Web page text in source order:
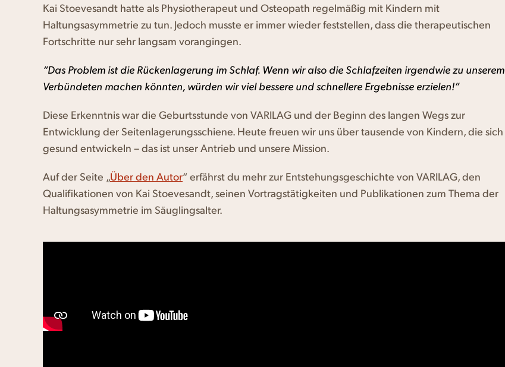
Kai Stoevesandt hatte als Physiotherapeut und Osteopath regelmäßig mit Kindern mit
Haltungsasymmetrie zu tun. Jedoch musste er immer wieder feststellen, dass die therapeutischen
Fortschritte nur sehr langsam vorangingen.
“Das Problem ist die Rückenlagerung im Schlaf. Wenn wir also die Schlafzeiten irgendwie zu unserem
Verbündeten machen könnten, würden wir viel bessere und schnellere Ergebnisse erzielen!”
Diese Erkenntnis war die Geburtsstunde von VARILAG und der Beginn des langen Wegs zur
Entwicklung der Seitenlagerungsschiene. Heute freuen wir uns über tausende von Kindern, die sich
gesund entwickeln – das ist unser Antrieb und unsere Mission.
Auf der Seite „Über den Autor“ erfährst du mehr zur Entstehungsgeschichte von VARILAG, den
Qualifikationen von Kai Stoevesandt, seinen Vortragstätigkeiten und Publikationen zum Thema der
Haltungsasymmetrie im Säuglingsalter.